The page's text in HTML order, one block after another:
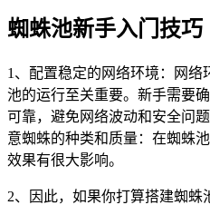
蜘蛛池新手入门技巧
1、配置稳定的网络环境：网
池的运行至关重要。新手需要
可靠，避免网络波动和安全问
意蜘蛛的种类和质量：在蜘蛛
效果有很大影响。
2、因此，如果你打算搭建蜘蛛